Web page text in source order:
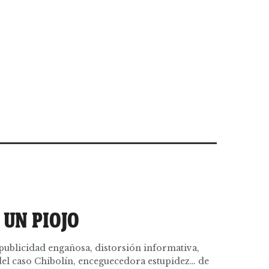
PIOJO
engañosa, distorsión informativa,
caso Chibolín, enceguecedora estupidez… de